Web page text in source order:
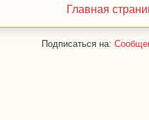
Главная
Подписаться на: